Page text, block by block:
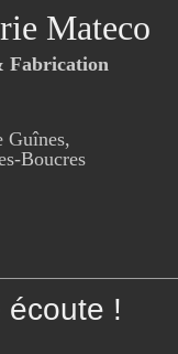
Mateco
Fabrication
Guînes,
Boucres
écoute !